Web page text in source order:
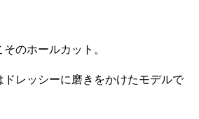
のホールカット。
レッシーに磨きをかけたモデルで